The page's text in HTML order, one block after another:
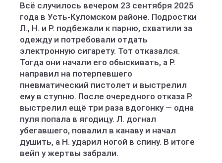
Всё случилось вечером 23 сентября 2025
года в Усть-Куломском районе. Подростки
Л., Н. и Р. подбежали к парню, схватили за
одежду и потребовали отдать
электронную сигарету. Тот отказался.
Тогда они начали его обыскивать, а Р.
направил на потерпевшего
пневматический пистолет и выстрелил
ему в ступню. После очередного отказа Р.
выстрелил ещё три раза вдогонку — одна
пуля попала в ягодицу. Л. догнал
убегавшего, повалил в канаву и начал
душить, а Н. ударил ногой в спину. В итоге
вейп у жертвы забрали.